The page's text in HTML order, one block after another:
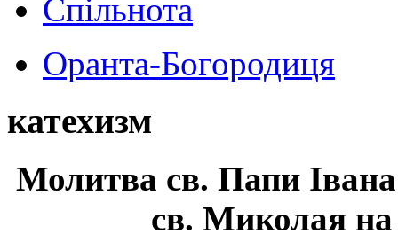
Спільнота
Оранта-Богородиця
катехизм
Молитва св. Папи
св. Миколая на